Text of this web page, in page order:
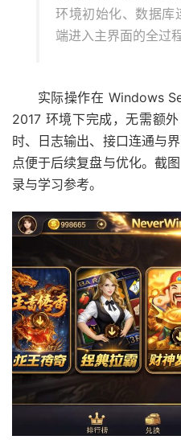
环境初始化、数据库
端进入主界面的全过
实际操作在 Windows
2017 环境下完成，无需额
时、日志输出、接口连通与
点便于后续复盘与优化。截
录与学习参考。